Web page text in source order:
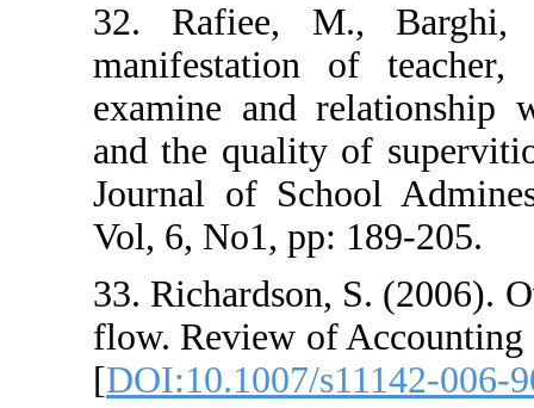
32. Rafiee,
manifestation
examine and
and the quality
Journal of
Vol, 6, No1, pp:
33. Richardson,
flow. Review of
[DOI:10.1007/